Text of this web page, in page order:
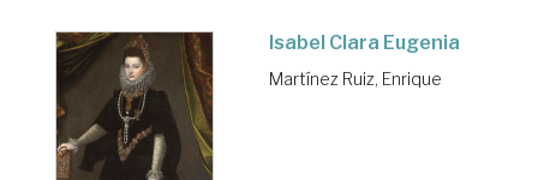
Isabel Clara Eugenia
Martínez Ruiz, Enrique